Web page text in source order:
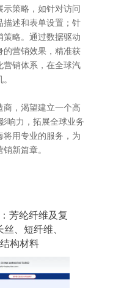
示策略，如针对访问
描述和表单设置；针
策略。通过数据驱动
的营销效果，精准获
营销体系，在全球汽
商，渴望建立一个高
响力，拓展全球业务
将用专业的服务，为
新篇章。
芳纶纤维及复
、短纤维、
构材料